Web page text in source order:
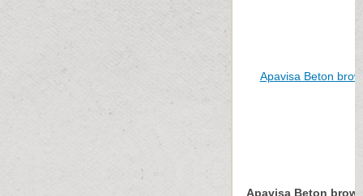
Apavisa Beton